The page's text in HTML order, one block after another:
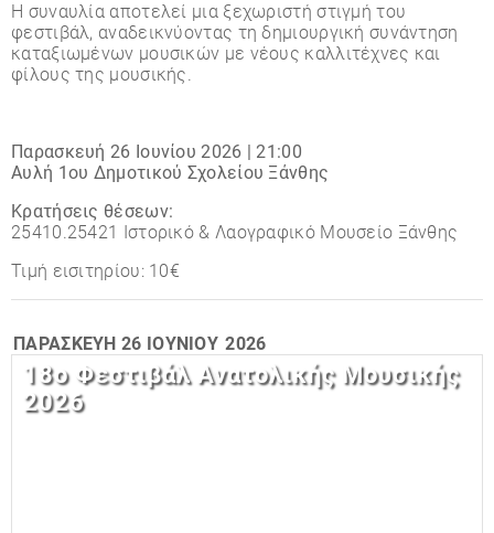
Η συναυλία αποτελεί μια ξεχωριστή στιγμή του
φεστιβάλ, αναδεικνύοντας τη δημιουργική συνάντηση
καταξιωμένων μουσικών με νέους καλλιτέχνες και
φίλους της μουσικής.
Παρασκευή 26 Ιουνίου 2026 | 21:00
Αυλή 1ου Δημοτικού Σχολείου Ξάνθης
Κρατήσεις θέσεων:
25410.25421 Ιστορικό & Λαογραφικό Μουσείο Ξάνθης
Τιμή εισιτηρίου: 10€
ΠΑΡΑΣΚΕΥΉ 26 ΙΟΥΝΊΟΥ 2026
18ο Φεστιβάλ Ανατολικής Μουσικής
2026